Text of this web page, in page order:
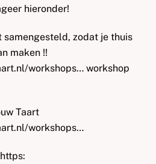
hieronder!
samengesteld, zodat je thuis
maken !!
workshops… workshop
Taart
workshops…